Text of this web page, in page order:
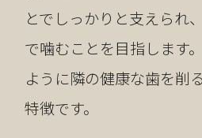
とでしっかりと支えられ
で噛むことを目指します
ように隣の健康な歯を削
特徴です。